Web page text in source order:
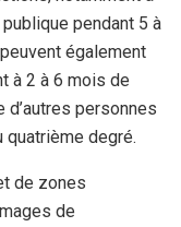
pendant 5 à
également
à 2 à 6 mois de
d’autres personnes
quatrième degré.
de zones
de